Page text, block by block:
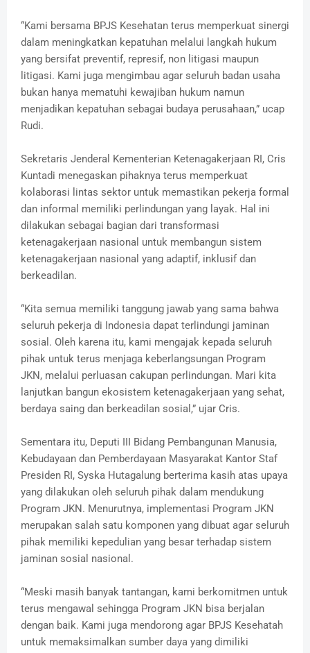
“Kami bersama BPJS Kesehatan terus memperkuat sinergi
dalam meningkatkan kepatuhan melalui langkah hukum
yang bersifat preventif, represif, non litigasi maupun
litigasi. Kami juga mengimbau agar seluruh badan usaha
bukan hanya mematuhi kewajiban hukum namun
menjadikan kepatuhan sebagai budaya perusahaan,” ucap
Rudi.
Sekretaris Jenderal Kementerian Ketenagakerjaan RI, Cris
Kuntadi menegaskan pihaknya terus memperkuat
kolaborasi lintas sektor untuk memastikan pekerja formal
dan informal memiliki perlindungan yang layak. Hal ini
dilakukan sebagai bagian dari transformasi
ketenagakerjaan nasional untuk membangun sistem
ketenagakerjaan nasional yang adaptif, inklusif dan
berkeadilan.
“Kita semua memiliki tanggung jawab yang sama bahwa
seluruh pekerja di Indonesia dapat terlindungi jaminan
sosial. Oleh karena itu, kami mengajak kepada seluruh
pihak untuk terus menjaga keberlangsungan Program
JKN, melalui perluasan cakupan perlindungan. Mari kita
lanjutkan bangun ekosistem ketenagakerjaan yang sehat,
berdaya saing dan berkeadilan sosial,” ujar Cris.
Sementara itu, Deputi III Bidang Pembangunan Manusia,
Kebudayaan dan Pemberdayaan Masyarakat Kantor Staf
Presiden RI, Syska Hutagalung berterima kasih atas upaya
yang dilakukan oleh seluruh pihak dalam mendukung
Program JKN. Menurutnya, implementasi Program JKN
merupakan salah satu komponen yang dibuat agar seluruh
pihak memiliki kepedulian yang besar terhadap sistem
jaminan sosial nasional.
“Meski masih banyak tantangan, kami berkomitmen untuk
terus mengawal sehingga Program JKN bisa berjalan
dengan baik. Kami juga mendorong agar BPJS Kesehatah
untuk memaksimalkan sumber daya yang dimiliki